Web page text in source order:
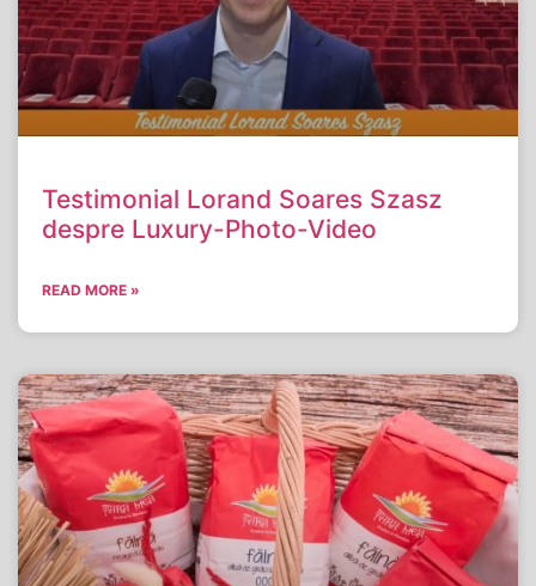
Testimonial Lorand Soares Szasz
despre Luxury-Photo-Video
READ MORE »